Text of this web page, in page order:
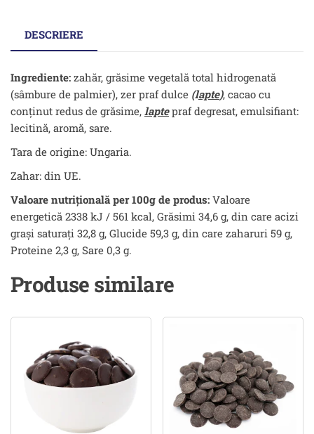
DESCRIERE
Ingrediente: zahăr, grăsime vegetală total hidrogenată
(sâmbure de palmier), zer praf dulce (lapte), cacao cu
conţinut redus de grăsime, laptepraf degresat, emulsifiant:
lecitină, aromă, sare.
Tara de origine: Ungaria.
Zahar: din UE.
Valoare nutrițională per 100g de produs: Valoare
energetică 2338 kJ / 561 kcal, Grăsimi 34,6 g, din care acizi
grași saturați 32,8 g, Glucide 59,3 g, din care zaharuri 59 g,
Proteine 2,3 g, Sare 0,3 g.
Produse similare